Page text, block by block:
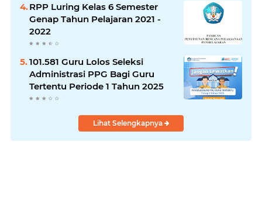
RPP Luring Kelas 6 Semester
Genap Tahun Pelajaran 2021 -
2022
101.581 Guru Lolos Seleksi
Administrasi PPG Bagi Guru
Tertentu Periode 1 Tahun 2025
Lihat Selengkapnya